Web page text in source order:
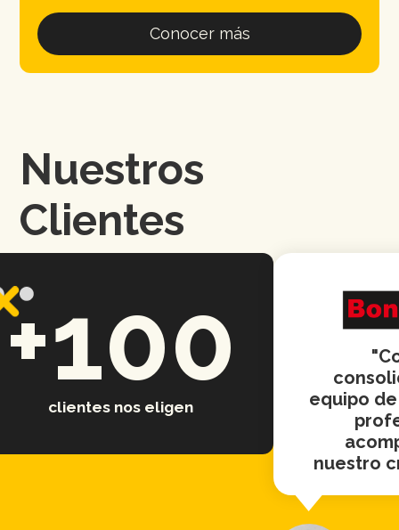
Conocer más
Nuestros
Clientes
clientes nos eligen
equipo de
nuestro